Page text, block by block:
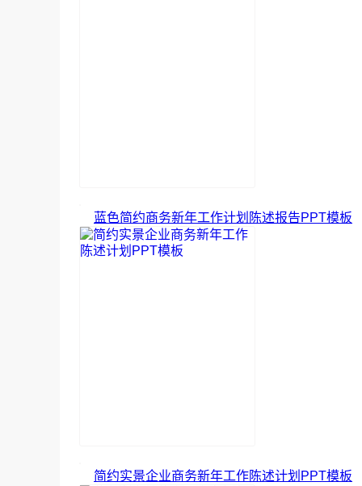
蓝色简约商务新年工作计划陈述报告PPT模板
简约实景企业商务新年工作陈述计划PPT模板